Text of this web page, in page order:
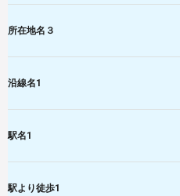
所在地名３
沿線名1
駅名1
駅より徒歩1